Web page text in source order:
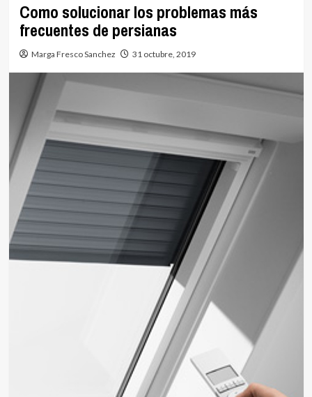
Como solucionar los problemas más
frecuentes de persianas
Marga Fresco Sanchez 31 octubre, 2019